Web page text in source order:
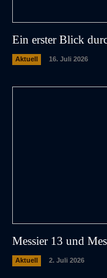
Ein erster Blick
Aktuell 16. Juli 2026
Messier 13 und
Aktuell 2. Juli 2026